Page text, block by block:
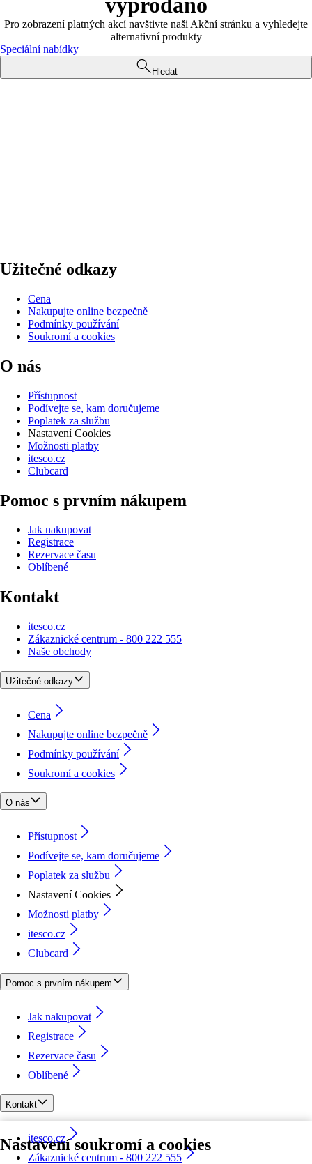
Nastavení soukromí a cookies
Pro zobrazení platných akcí navštivte naši Akční stránku a vyhledejte
alternativní produkty
Speciální nabídky
Hledat
Užitečné odkazy
Cena
Nakupujte online bezpečně
Podmínky používání
Soukromí a cookies
O nás
Přístupnost
Podívejte se, kam doručujeme
Poplatek za službu
Nastavení Cookies
Možnosti platby
itesco.cz
Clubcard
Pomoc s prvním nákupem
Jak nakupovat
Registrace
Rezervace času
Oblíbené
Kontakt
itesco.cz
Zákaznické centrum - 800 222 555
Naše obchody
Užitečné odkazy
Cena
Nakupujte online bezpečně
Podmínky používání
Soukromí a cookies
O nás
Přístupnost
Podívejte se, kam doručujeme
Poplatek za službu
Nastavení Cookies
Možnosti platby
itesco.cz
Clubcard
Pomoc s prvním nákupem
Jak nakupovat
Registrace
Rezervace času
Oblíbené
Kontakt
itesco.cz
Zákaznické centrum - 800 222 555